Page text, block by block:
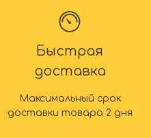
Быстрая
доставка
Максимальный срок
доставки товара 2 дня